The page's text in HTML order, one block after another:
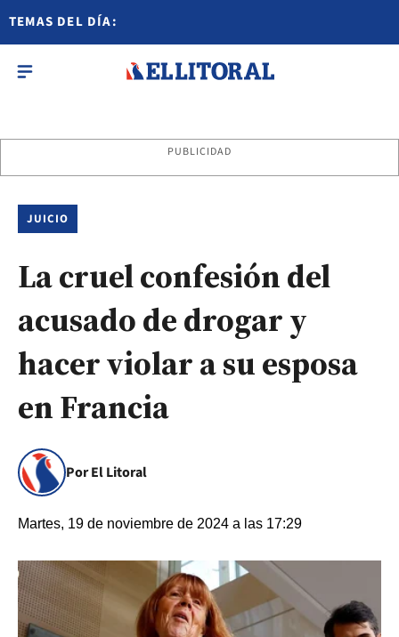
TEMAS DEL DÍA:
PUBLICIDAD
JUICIO
La cruel confesión del
acusado de drogar y
hacer violar a su esposa
en Francia
Por El Litoral
Martes, 19 de noviembre de 2024 a las 17:29